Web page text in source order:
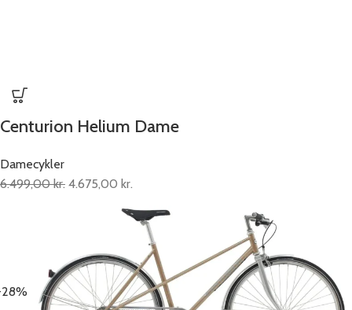
Centurion Helium Dame
Damecykler
6.499,00kr. 4.675,00 kr.